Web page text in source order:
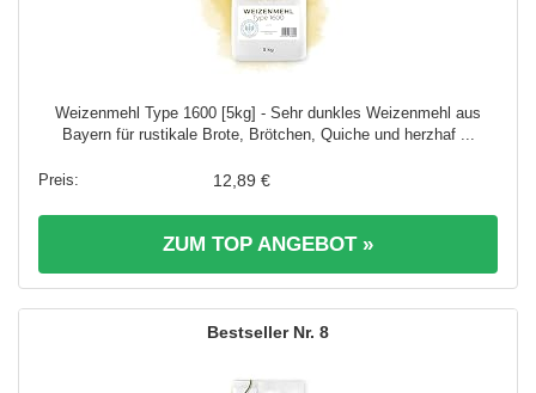
Weizenmehl Type 1600 [5kg] - Sehr dunkles Weizenmehl aus
Bayern für rustikale Brote, Brötchen, Quiche und herzhaf ...
12,89 €
ZUM TOP ANGEBOT »
8